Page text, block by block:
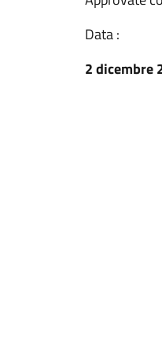
Data :
2 dicembre